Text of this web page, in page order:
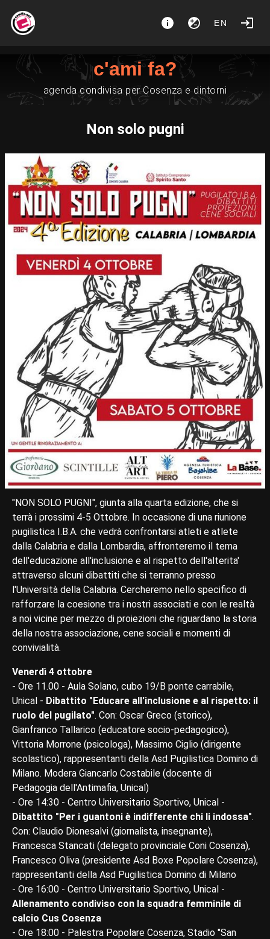
EN
c'ami fa?
agenda condivisa per Cosenza e dintorni
Non solo pugni
"NON SOLO PUGNI", giunta alla quarta edizione, che si
terrà i prossimi 4-5 Ottobre. In occasione di una riunione
pugilistica I.B.A. che vedrà confrontarsi atleti e atlete
dalla Calabria e dalla Lombardia, affronteremo il tema
dell'educazione all'inclusione e al rispetto dell'alterita'
attraverso alcuni dibattiti che si terranno presso
l'Università della Calabria. Cercheremo nello specifico di
rafforzare la coesione tra i nostri associati e con le realtà
a noi vicine per mezzo di proiezioni che riguardano la storia
della nostra associazione, cene sociali e momenti di
convivialità.
Venerdì 4 ottobre
- Ore 11.00 - Aula Solano, cubo 19/B ponte carrabile,
Unical - Dibattito "Educare all'inclusione e al rispetto: il
ruolo del pugilato". Con: Oscar Greco (storico),
Gianfranco Tallarico (educatore socio-pedagogico),
Vittoria Morrone (psicologa), Massimo Ciglio (dirigente
scolastico), rappresentanti della Asd Pugilistica Domino di
Milano. Modera Giancarlo Costabile (docente di
Pedagogia dell'Antimafia, Unical)
- Ore 14:30 - Centro Universitario Sportivo, Unical -
Dibattito "Per i guantoni è indifferente chi li indossa".
Con: Claudio Dionesalvi (giornalista, insegnante),
Francesca Stancati (delegato provinciale Coni Cosenza),
Francesco Oliva (presidente Asd Boxe Popolare Cosenza),
rappresentanti della Asd Pugilistica Domino di Milano
- Ore 16:00 - Centro Universitario Sportivo, Unical -
Allenamento condiviso con la squadra femminile di
calcio Cus Cosenza
- Ore 18:00 - Palestra Popolare Cosenza, Stadio "San